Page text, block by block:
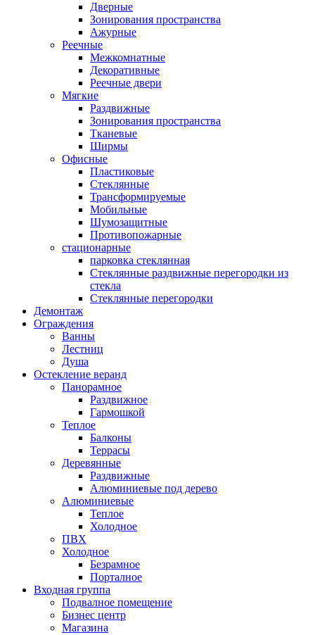
Дверные
Зонирования пространства
Ажурные
Реечные
Межкомнатные
Декоративные
Реечные двери
Мягкие
Раздвижные
Зонирования пространства
Тканевые
Ширмы
Офисные
Пластиковые
Стеклянные
Трансформируемые
Мобильные
Шумозащитные
Противопожарные
стационарные
парковка стеклянная
Стеклянные раздвижные перегородки из
стекла
Стеклянные перегородки
Демонтаж
Ограждения
Ванны
Лестниц
Душа
Остекление веранд
Панорамное
Раздвижное
Гармошкой
Теплое
Балконы
Террасы
Деревянные
Раздвижные
Алюминиевые под дерево
Алюминиевые
Теплое
Холодное
ПВХ
Холодное
Безрамное
Порталное
Входная группа
Подвалное помещение
Бизнес центр
Магазина